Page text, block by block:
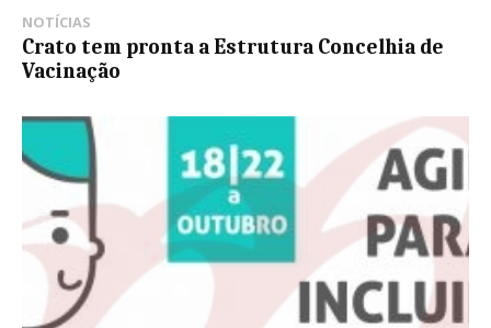
NOTÍCIAS
Crato tem pronta a Estrutura Concelhia de
Vacinação